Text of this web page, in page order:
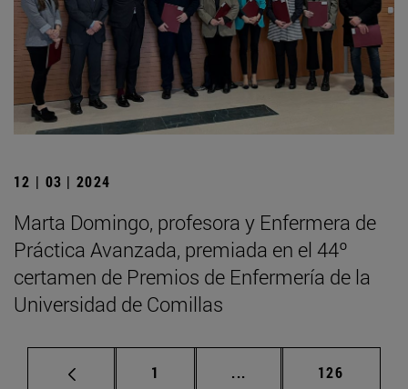
12 | 03 | 2024
Marta Domingo, profesora y Enfermera de
Práctica Avanzada, premiada en el 44º
certamen de Premios de Enfermería de la
Universidad de Comillas
Página
1 ... Páginas intermedias
Página
126